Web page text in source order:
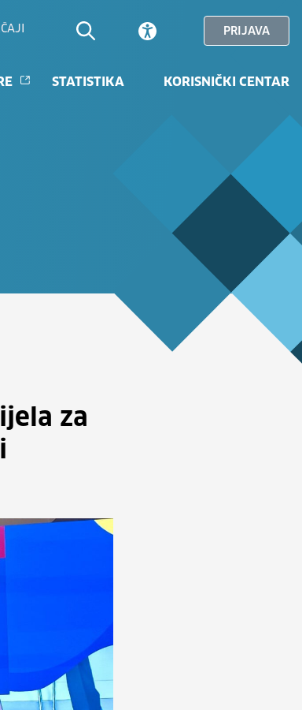
PRIJAVA
STATISTIKA KORISNIČKI CENTAR
za